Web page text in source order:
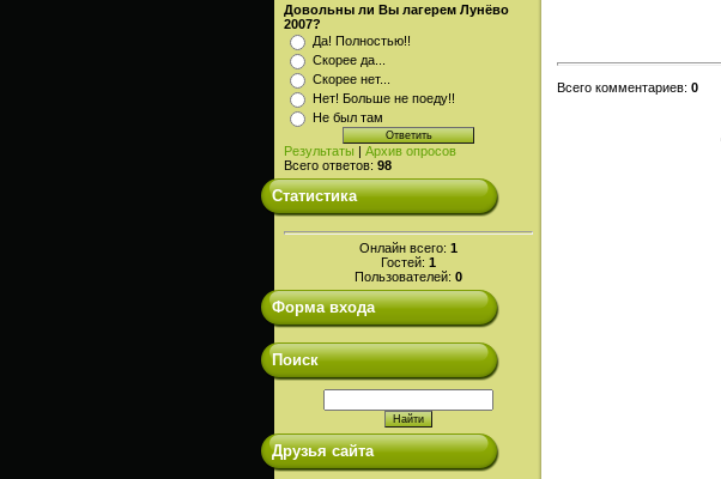
Довольны ли Вы лагерем Лунёво
2007?
Да! Полностью!!
Скорее да...
Скорее нет...
Нет! Больше не поеду!!
Не был там
Результаты | Архив опросов
Всего ответов: 98
Статистика
Онлайн всего: 1
Гостей: 1
Пользователей: 0
Форма входа
Поиск
Друзья сайта
Всего комментариев: 0